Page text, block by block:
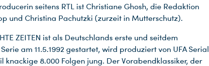
seitens RTL ist Christiane Ghosh, die Redaktion
und Christina Pachutzki (zurzeit in Mutterschutz).
ZEITEN ist als Deutschlands erste und seitdem
am 11.5.1992 gestartet, wird produziert von UFA Serial
knackige 8.000 Folgen jung. Der Vorabendklassiker, der